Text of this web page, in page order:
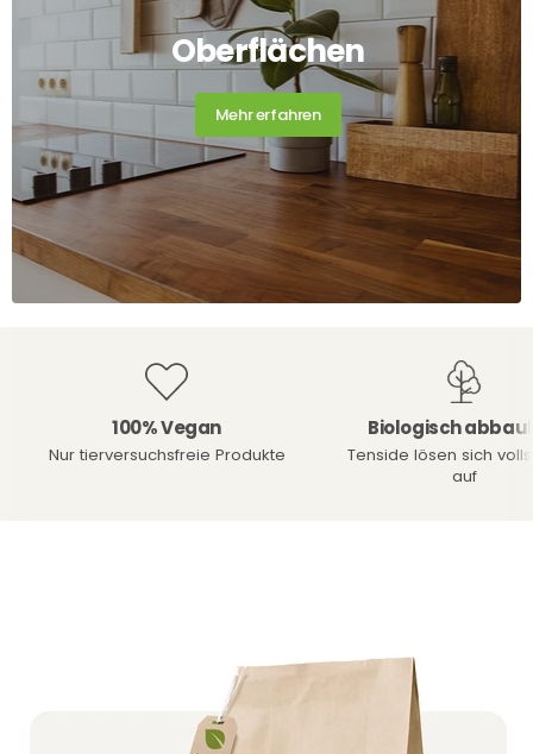
Oberflächen
Mehr erfahren
100% Vegan
Nur tierversuchsfreie Produkte
Biologisch
Tenside lösen sich
auf